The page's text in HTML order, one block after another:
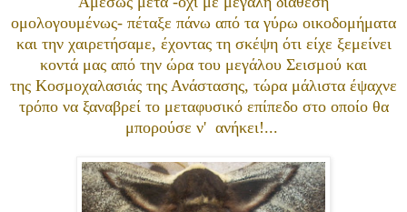
ομολογουμένως- πέταξε πάνω από τα γύρω οικοδομήματα
και την χαιρετήσαμε, έχοντας τη σκέψη ότι είχε ξεμείνει
κοντά μας από την ώρα του μεγάλου Σεισμού και
της Κοσμοχαλασιάς της Ανάστασης, τώρα μάλιστα έψαχνε
τρόπο να ξαναβρεί το μεταφυσικό επίπεδο στο οποίο θα
μπορούσε ν' ανήκει!...